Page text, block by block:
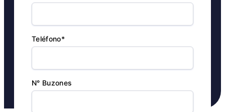
Teléfono*
N° Buzones